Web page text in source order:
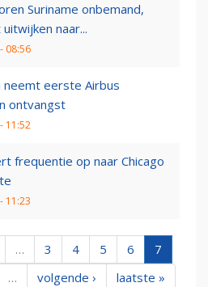
Suriname onbemand,
naar...
08:56
neemt eerste Airbus
ontvangst
11:52
frequentie op naar Chicago
11:23
… 3 4 5 6
7
… volgende › laatste »